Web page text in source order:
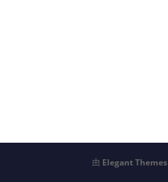
由 Elegant Themes